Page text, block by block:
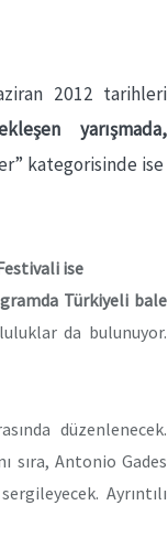
2012 tarihleri
yarışmada,
kategorisinde ise
ise
Türkiyeli bale
da bulunuyor.
düzenlenecek.
sıra, Antonio Gades
Ayrıntılı